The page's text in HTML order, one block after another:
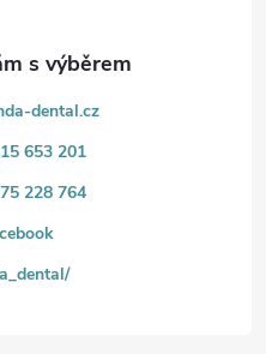
dental.cz
653 201
228 764